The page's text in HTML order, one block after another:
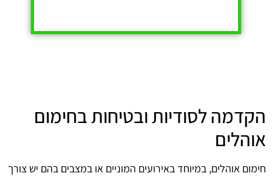
הקדמה לסודיות ובטיחות בחימום
אוהלים
חימום אוהלים, במיוחד באירועים המוניים או במצבים בהם יש צורך